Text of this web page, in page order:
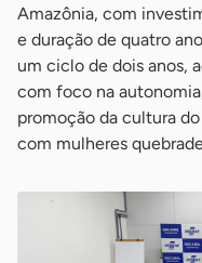
Amazônia, com
e duração de quatro
um ciclo de dois anos,
com foco na
promoção da cultura
com mulheres